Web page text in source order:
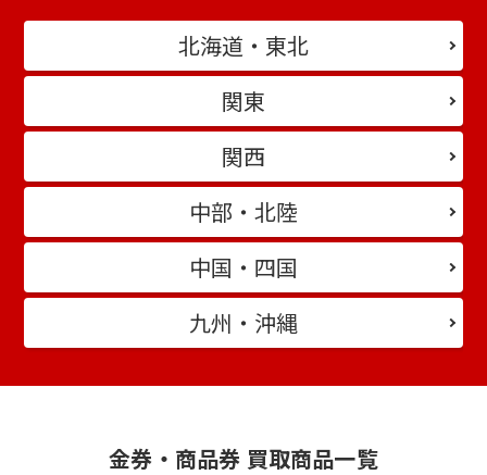
北海道・東北
関東
関西
中部・北陸
中国・四国
九州・沖縄
金券・商品券 買取商品一覧